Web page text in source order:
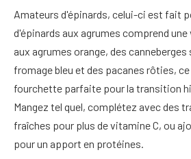
Amateurs d'épinards, celui-ci est fait
d'épinards aux agrumes comprend
aux agrumes orange, des
fromage bleu et des pacanes rôties,
fourchette parfaite pour la transition
Mangez tel quel, complétez avec des
fraîches pour plus de vitamine C, ou
pour un apport en protéines.